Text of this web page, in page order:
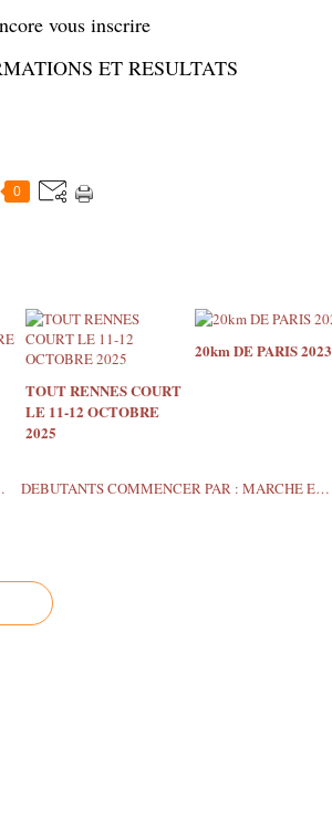
vous inscrire
ET RESULTATS
0
TOUT RENNES COURT
LE 11-12 OCTOBRE
2025
20km DE PARIS 2023
DEBUTANTS COMMENCER PAR : MARCHE ET COURIR